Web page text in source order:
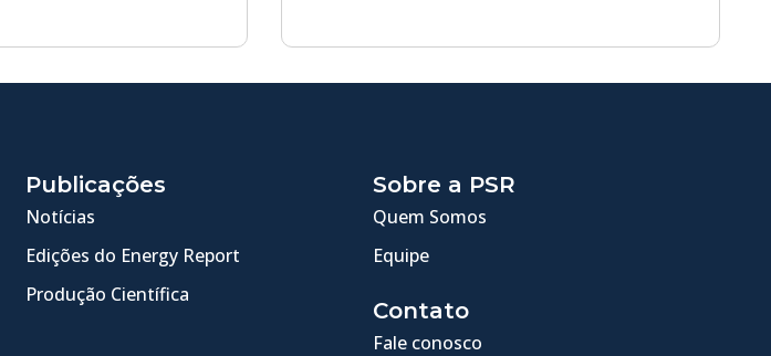
Publicações
Notícias
Edições do Energy Report
Produção Científica
Sobre a PSR
Quem Somos
Equipe
Contato
Fale conosco